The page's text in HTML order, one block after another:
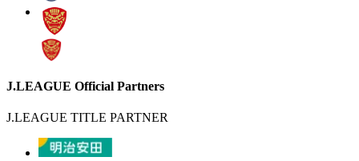
J.LEAGUE Official Partners
J.LEAGUE TITLE PARTNER